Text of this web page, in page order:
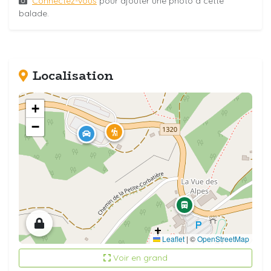
balade.
Localisation
+
−
Leaflet | ©OpenStreetMap
Voir en grand